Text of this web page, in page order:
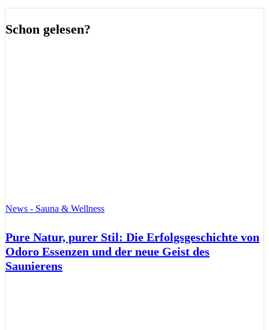
Schon gelesen?
News - Sauna & Wellness
Pure Natur, purer Stil: Die Erfolgsgeschichte von
Odoro Essenzen und der neue Geist des
Saunierens